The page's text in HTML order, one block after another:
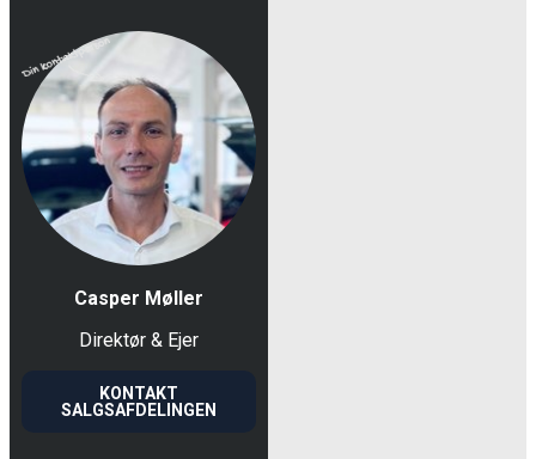
Casper Møller
Direktør & Ejer
KONTAKT
SALGSAFDELINGEN